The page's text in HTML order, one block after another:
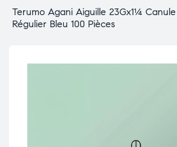
Terumo Agani Aiguille 23Gx1¼
Régulier Bleu 100 Pièces